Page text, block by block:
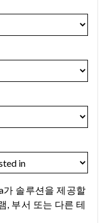
가 솔루션을 제공할
, 부서 또는 다른 테